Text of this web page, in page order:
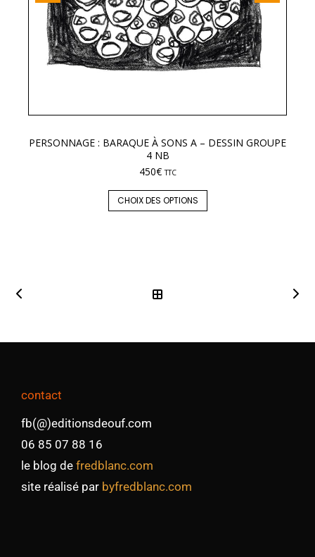
PERSONNAGE : BARAQUE À SONS A – DESSIN GROUPE
4 NB
450€ TTC
CHOIX DES OPTIONS
contact
fb(@)editionsdeouf.com
06 85 07 88 16
le blog de fredblanc.com
site réalisé par byfredblanc.com